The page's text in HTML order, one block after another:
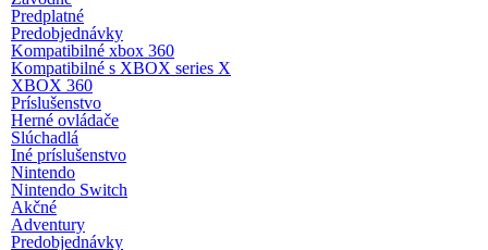
Predplatné
Predobjednávky
Kompatibilné xbox 360
Kompatibilné s XBOX series X
XBOX 360
Príslušenstvo
Herné ovládače
Slúchadlá
Iné príslušenstvo
Nintendo
Nintendo Switch
Akčné
Adventury
Predobjednávky